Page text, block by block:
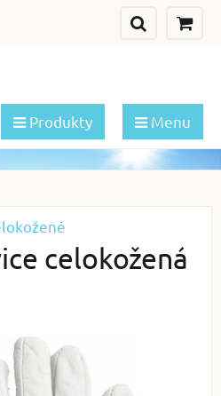
Produkty Menu
celokožená